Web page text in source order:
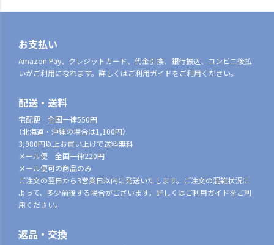
お支払い
Amazon Pay、クレジットカード、代金引換、銀行振込、コンビニ後払
いがご利用になれます。詳しくはご利用ガイドをご利用ください。
配送・送料
宅配便 全国一律550円
（北海道・沖縄の場合は1,100円）
3,980円以上お買い上げで送料無料
メール便 全国一律220円
メール便可の商品のみ
ご注文の翌日から3営業日以内に発送いたします。ご注文の混雑状況に
よって、多少前後する場合がございます。詳しくはご利用ガイドをご利
用ください。
返品・交換